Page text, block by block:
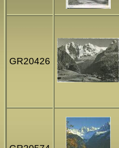
GR20426